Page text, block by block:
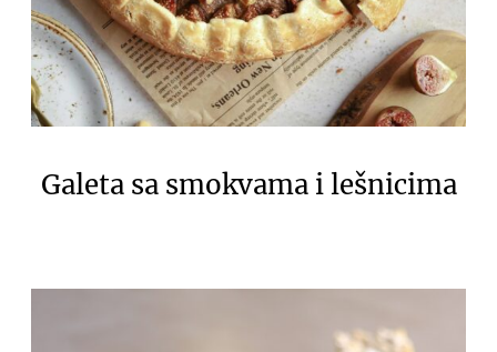
Galeta sa smokvama i lešnicima